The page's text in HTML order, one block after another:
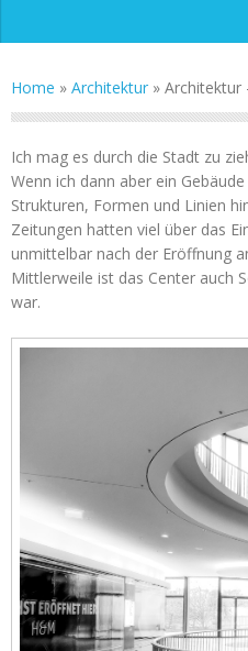
Home » Architektur » Architektur
Ich mag es durch die Stadt zu
Wenn ich dann aber ein
Strukturen, Formen und Linien
Zeitungen hatten viel über das
unmittelbar nach der Eröffnung
Mittlerweile ist das Center auch
war.